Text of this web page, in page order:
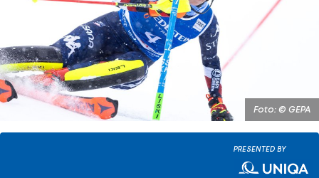
Foto: © GEPA
PRESENTED BY